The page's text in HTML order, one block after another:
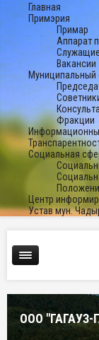
Главная
Примэрия
Примар
Аппарат
Служащие
Вакансии
Муниципальный
Фракции
Социальная
Центр
Устав мун.
ООО